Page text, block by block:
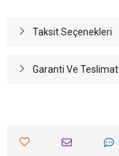
Taksit Seçenekleri
Garanti Ve Teslimat